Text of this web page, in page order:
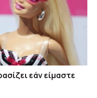
εάν είμαστε